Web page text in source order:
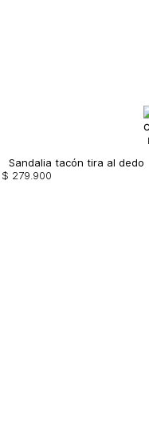
Sandalia tacón tira al dedo
$ 279.900